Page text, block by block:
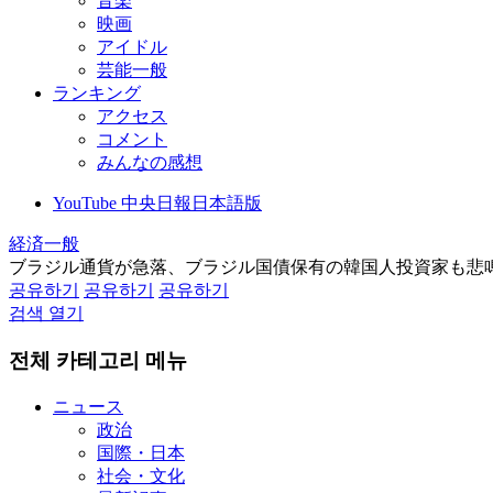
映画
アイドル
芸能一般
ランキング
アクセス
コメント
みんなの感想
YouTube 中央日報日本語版
経済一般
ブラジル通貨が急落、ブラジル国債保有の韓国人投資家も悲
공유하기
공유하기
공유하기
검색 열기
전체 카테고리 메뉴
ニュース
政治
国際・日本
社会・文化